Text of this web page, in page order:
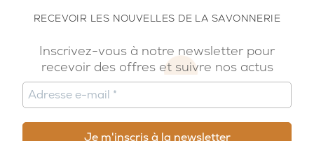
RECEVOIR LES NOUVELLES DE LA SAVONNERIE
Inscrivez-vous à notre newsletter pour
recevoir des offres et suivre nos actus